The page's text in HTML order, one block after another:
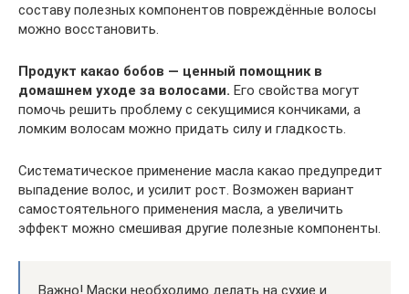
составу полезных компонентов повреждённые волосы
можно восстановить.
Продукт какао бобов — ценный помощник в
домашнем уходе за волосами. Его свойства могут
помочь решить проблему с секущимися кончиками, а
ломким волосам можно придать силу и гладкость.
Систематическое применение масла какао предупредит
выпадение волос, и усилит рост. Возможен вариант
самостоятельного применения масла, а увеличить
эффект можно смешивая другие полезные компоненты.
Важно! Маски необходимо делать на сухие и